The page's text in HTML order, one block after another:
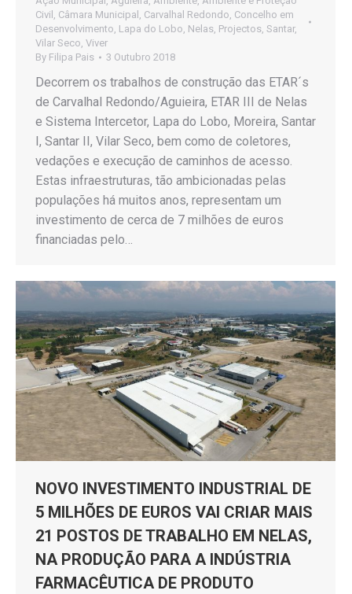
Civil , Câmara Municipal , Carvalhal Redondo, Concelho em
Desenvolvimento, Lapa do Lobo, Nelas, Projectos, Santar,
Vilar Seco, Viver
By Filipa Pais 3 Outubro 2018
Decorrem os trabalhos de construção das ETAR´s
de Carvalhal Redondo/Aguieira, ETAR III de Nelas
e Sistema Intercetor, Lapa do Lobo, Moreira, Santar
I, Santar II, Vilar Seco, bem como de coletores,
vedações e execução de caminhos de acesso.
Estas infraestruturas, tão ambicionadas pelas
populações há muitos anos, representam um
investimento de cerca de 7 milhões de euros
financiadas pelo…
NOVO INVESTIMENTO INDUSTRIAL DE
5 MILHÕES DE EUROS VAI CRIAR MAIS
21 POSTOS DE TRABALHO EM NELAS,
NA PRODUÇÃO PARA A INDÚSTRIA
FARMACÊUTICA DE PRODUTO